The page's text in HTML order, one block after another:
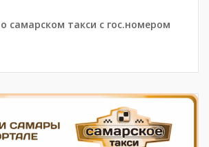
самарском такси с гос.номером